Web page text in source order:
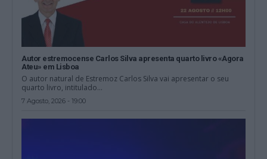
Autor estremocense Carlos Silva apresenta quarto livro «Agora
Ateu» em Lisboa
O autor natural de Estremoz Carlos Silva vai apresentar o seu
quarto livro, intitulado...
7 Agosto, 2026 - 19:00